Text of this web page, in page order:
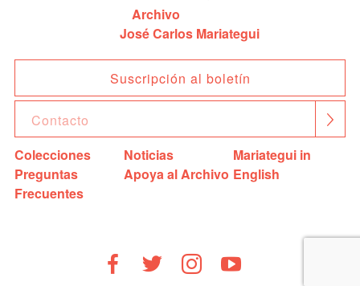
Archivo
José Carlos Mariategui
Suscripción al boletín
Colecciones
Preguntas
Frecuentes
Noticias
Apoya al Archivo
Mariategui in
English